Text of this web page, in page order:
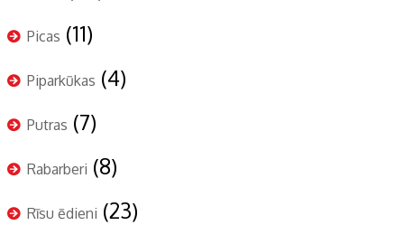
Picas (11)
Piparkūkas (4)
Putras (7)
Rabarberi (8)
Rīsu ēdieni (23)